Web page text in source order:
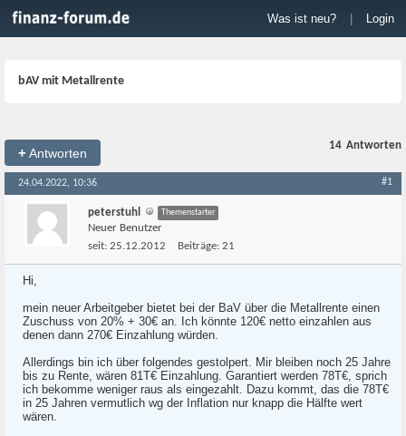
Was ist neu? Login
bAV mit Metallrente
+Antworten
14 Antworten
24.04.2022, 10:36 #1
peterstuhl Themenstarter
Neuer Benutzer
seit: 25.12.2012 Beiträge: 21
Hi,
mein neuer Arbeitgeber bietet bei der BaV über die Metallrente einen
Zuschuss von 20% + 30€ an. Ich könnte 120€ netto einzahlen aus
denen dann 270€ Einzahlung würden.
Allerdings bin ich über folgendes gestolpert. Mir bleiben noch 25 Jahre
bis zu Rente, wären 81T€ Einzahlung. Garantiert werden 78T€, sprich
ich bekomme weniger raus als eingezahlt. Dazu kommt, das die 78T€
in 25 Jahren vermutlich wg der Inflation nur knapp die Hälfte wert
wären.